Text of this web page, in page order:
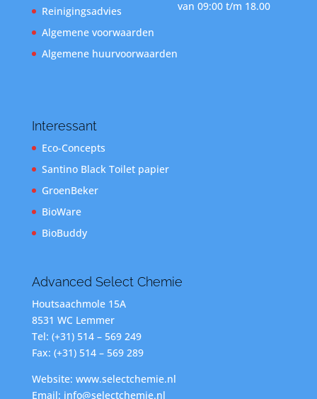
Reinigingsadvies
Algemene voorwaarden
Algemene huurvoorwaarden
van 09:00 t/m 18.00
Interessant
Eco-Concepts
Santino Black Toilet papier
GroenBeker
BioWare
BioBuddy
Advanced Select Chemie
Houtsaachmole 15A
8531 WC Lemmer
Tel: (+31) 514 – 569 249
Fax: (+31) 514 – 569 289
Website: www.selectchemie.nl
Email: info@selectchemie.nl